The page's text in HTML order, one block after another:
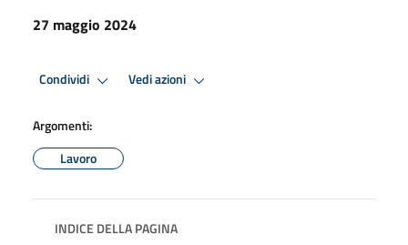
27 maggio 2024
Condividi Vedi azioni
Argomenti:
Lavoro
INDICE DELLA PAGINA